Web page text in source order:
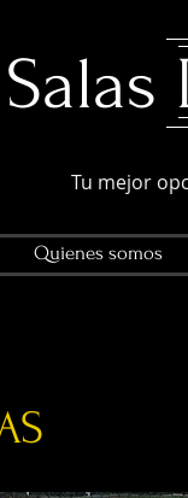
Tu mejor
Quienes somos